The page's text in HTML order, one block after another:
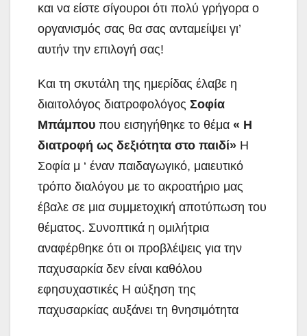
και να είστε σίγουροι ότι πολύ γρήγορα ο
οργανισμός σας θα σας ανταμείψει γι’
αυτήν την επιλογή σας!
Και τη σκυτάλη της ημερίδας έλαβε η
διαιτολόγος διατροφολόγος Σοφία
Μπάμπου που εισηγήθηκε το θέμα « Η
διατροφή ως δεξιότητα στο παιδί» Η
Σοφία μ ‘ έναν παιδαγωγικό, μαιευτικό
τρόπο διαλόγου με το ακροατήριο μας
έβαλε σε μια συμμετοχική αποτύπωση του
θέματος. Συνοπτικά η ομιλήτρια
αναφέρθηκε ότι οι προβλέψεις για την
παχυσαρκία δεν είναι καθόλου
εφησυχαστικές Η αύξηση της
παχυσαρκίας αυξάνει τη θνησιμότητα